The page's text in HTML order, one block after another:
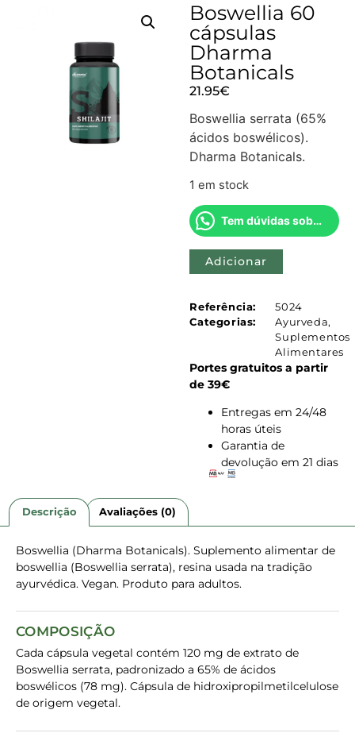
Boswellia 60
cápsulas
Dharma
Botanicals
21.95€
Boswellia serrata (65%
ácidos boswélicos).
Dharma Botanicals.
1 em stock
Tem dúvidas sobre este produto?
Adicionar
Referência:
5024
Categorias:
Ayurveda,
Suplementos
Alimentares
Portes gratuitos a partir
de 39€
Entregas em 24/48
horas úteis
Garantia de
devolução em 21 dias
Descrição Avaliações (0)
Boswellia (Dharma Botanicals). Suplemento alimentar de
boswellia (Boswellia serrata), resina usada na tradição
ayurvédica. Vegan. Produto para adultos.
COMPOSIÇÃO
Cada cápsula vegetal contém 120 mg de extrato de
Boswellia serrata, padronizado a 65% de ácidos
boswélicos (78 mg). Cápsula de hidroxipropilmetilcelulose
de origem vegetal.